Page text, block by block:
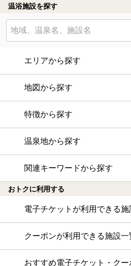
温浴施設を探す
エリアから探す
地図から探す
特徴から探す
温泉地から探す
関連キーワードから探す
おトクに利用する
電子チケットが利用できる施
クーポンが利用できる施設一
おすすめ電子チケット・クー